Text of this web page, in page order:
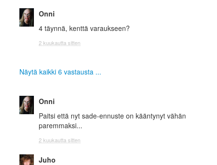
Onni
4 täynnä, kenttä varaukseen?
2 kuukautta sitten
Näytä kaikki 6 vastausta ...
Onni
Paitsi että nyt sade-ennuste on kääntynyt vähän
paremmaksi...
2 kuukautta sitten
Juho